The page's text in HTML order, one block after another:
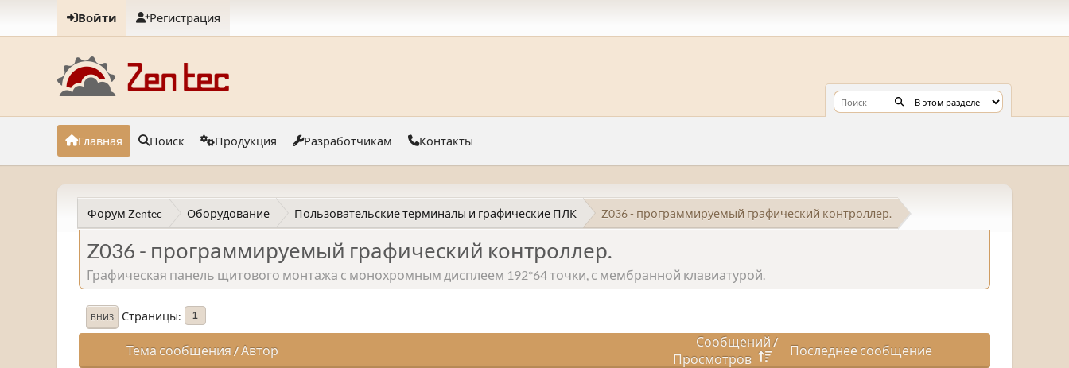
Войти Регистрация
Главная Поиск Продукция Разработчикам Контакты
Форум Zentec Оборудование Пользовательские терминалы и графические ПЛК Z036 - программируемый графический контроллер.
Z036 - программируемый графический контроллер.
Графическая панель щитового монтажа с монохромным дисплеем 192*64 точки, с мембранной клавиатурой.
ВНИЗ Страницы 1
Тема сообщения / Автор
Сообщений /
Просмотров
Последнее сообщение